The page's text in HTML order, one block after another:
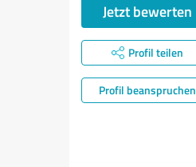
Jetzt bewerten
Profil teilen
Profil beanspruchen